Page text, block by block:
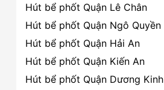
Hút bể phốt Quận Lê Chân
Hút bể phốt Quận Ngô Quyền
Hút bể phốt Quận Hải An
Hút bể phốt Quận Kiến An
Hút bể phốt Quận Dương Kinh